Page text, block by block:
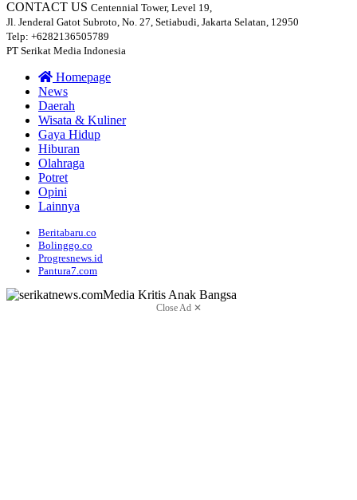
CONTACT US Centennial Tower, Level 19,
Jl. Jenderal Gatot Subroto, No. 27, Setiabudi, Jakarta Selatan, 12950
Telp: +6282136505789
PT Serikat Media Indonesia
Homepage
News
Daerah
Wisata & Kuliner
Gaya Hidup
Hiburan
Olahraga
Potret
Opini
Lainnya
Beritabaru.co
Bolinggo.co
Progresnews.id
Pantura7.com
Close Ad ✕